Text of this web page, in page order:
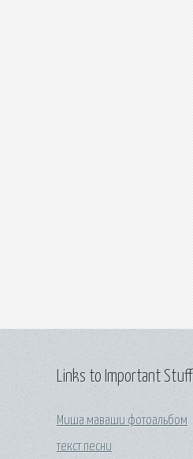
Links to Important Stuff
Миша маваши фотоальбом
текст песни